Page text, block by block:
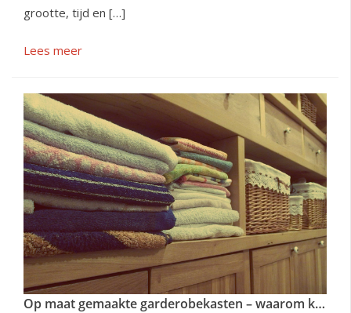
grootte, tijd en […]
Lees meer
Op maat gemaakte garderobekasten – waarom kiezen?